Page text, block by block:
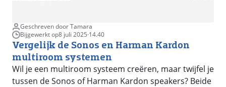
Geschreven door Tamara
Bijgewerkt op8 juli 2025·14.40
Vergelijk de Sonos en Harman Kardon
multiroom systemen
Wil je een multiroom systeem creëren, maar twijfel je
tussen de Sonos of Harman Kardon speakers? Beide